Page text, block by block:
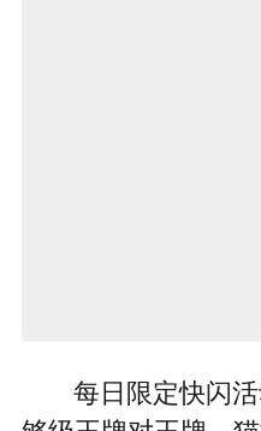
每日限定快闪